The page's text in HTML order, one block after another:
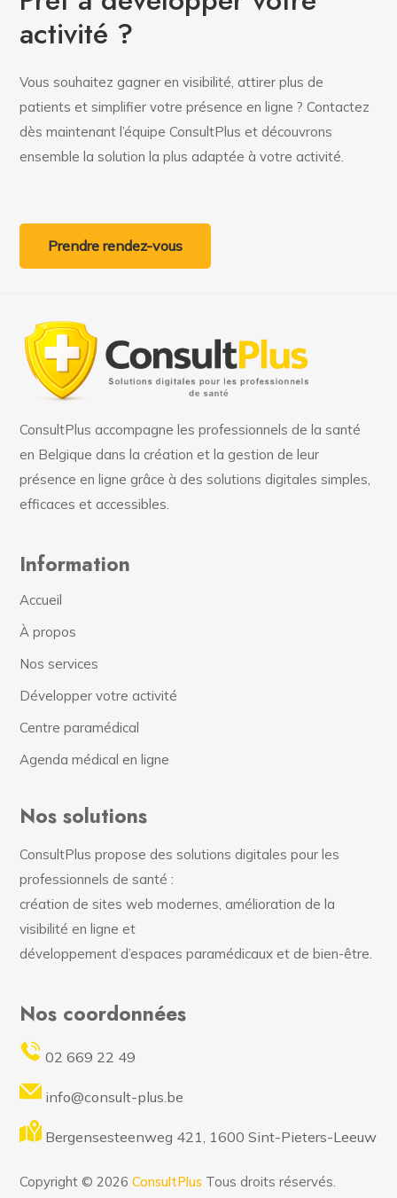
activité ?
Vous souhaitez gagner en visibilité, attirer plus de
patients et simplifier votre présence en ligne ? Contactez
dès maintenant l’équipe ConsultPlus et découvrons
ensemble la solution la plus adaptée à votre activité.
Prendre rendez-vous
ConsultPlus accompagne les professionnels de la santé
en Belgique dans la création et la gestion de leur
présence en ligne grâce à des solutions digitales simples,
efficaces et accessibles.
Information
Accueil
À propos
Nos services
Développer votre activité
Centre paramédical
Agenda médical en ligne
Nos solutions
ConsultPlus propose des solutions digitales pour les
professionnels de santé :
création de sites web modernes, amélioration de la
visibilité en ligne et
développement d’espaces paramédicaux et de bien-être.
Nos coordonnées
02 669 22 49
info@consult-plus.be
Bergensesteenweg 421, 1600 Sint-Pieters-Leeuw
Copyright © 2026ConsultPlus Tous droits réservés.